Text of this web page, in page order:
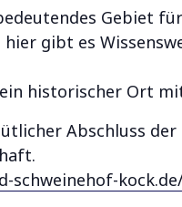
Gebiet
gibt es
historischer Ort
Abschluss
schweinehof-